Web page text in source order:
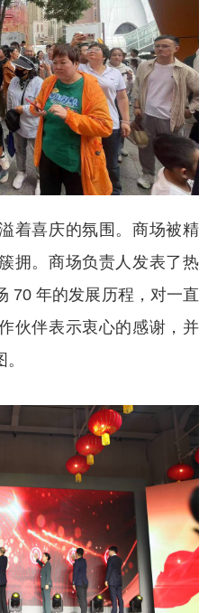
着喜庆的氛围。商场被精
拥。商场负责人发表了热
70 年的发展历程，对一直
伙伴表示衷心的感谢，并